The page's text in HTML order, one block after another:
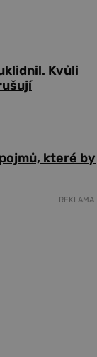
Kvůli
které by
REKLAMA